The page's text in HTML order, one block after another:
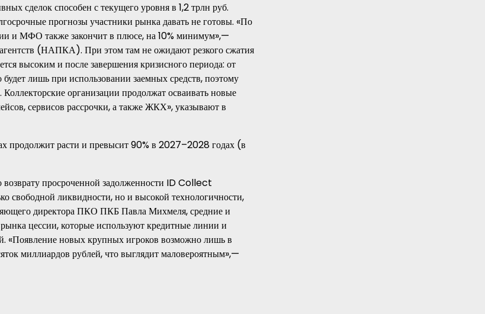
сделок способен с текущего уровня в 1,2 трлн руб.
прогнозы участники рынка давать не готовы. «По
и МФО также закончит в плюсе, на 10% минимум»,—
(НАПКА). При этом там не ожидают резкого сжатия
высоким и после завершения кризисного периода: от
лишь при использовании заемных средств, поэтому
организации продолжат осваивать новые
сервисов рассрочки, а также ЖКХ», указывают в
продолжит расти и превысит 90% в 2027–2028 годах (в
возврату просроченной задолженности ID Collect
свободной ликвидности, но и высокой технологичности,
директора ПКО ПКБ Павла Михмеля, средние и
цессии, которые используют кредитные линии и
«Появление новых крупных игроков возможно лишь в
миллиардов рублей, что выглядит маловероятным»,—